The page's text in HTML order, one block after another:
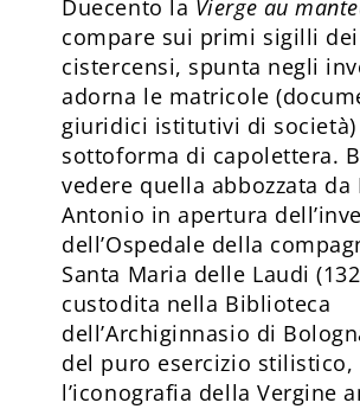
Duecento la Vierge au
compare sui primi sigilli dei
cistercensi, spunta negli
adorna le matricole
giuridici istitutivi di società)
sottoforma di capolettera.
vedere quella abbozzata da
Antonio in apertura
dell’Ospedale della
Santa Maria delle Laudi
custodita nella Biblioteca
dell’Archiginnasio di
del puro esercizio stilistico,
l’iconografia della Vergine